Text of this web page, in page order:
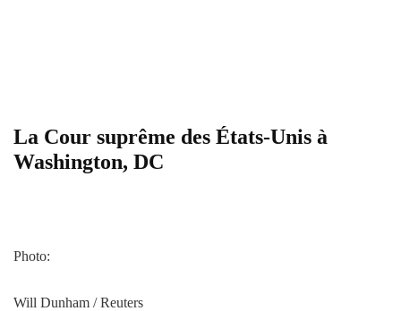
La Cour suprême des États-Unis à
Washington, DC
Photo:
Will Dunham / Reuters